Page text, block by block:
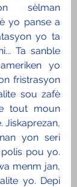
sèlman
yo panse a
yo ta
Ta sanble
yo
fristrasyon
sou zafè
tout moun
Jiskaprezan,
yon seri
pou yo.
menm jan,
yo. Depi